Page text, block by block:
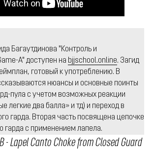
Багаутдинова "Контроль и
A" доступен на bjjschool.online. Загид
готовый к употреблению. В
нюансы и основные поинты
пула с учетом возможных реакции
легкие два балла» и тд) и переход в
гарда. Вторая часть посвящена цепочке
гарда с применением лапела.
Lapel Canto Choke from Closed Guard